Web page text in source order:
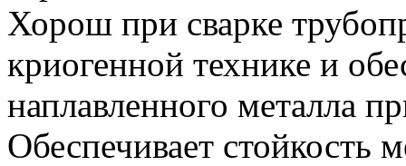
Хорош при сварке
криогенной технике и
наплавленного металла
Обеспечивает стойкость